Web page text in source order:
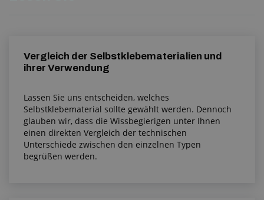
Vergleich der Selbstklebematerialien und
ihrer Verwendung
Lassen Sie uns entscheiden, welches
Selbstklebematerial sollte gewählt werden. Dennoch
glauben wir, dass die Wissbegierigen unter Ihnen
einen direkten Vergleich der technischen
Unterschiede zwischen den einzelnen Typen
begrüßen werden.